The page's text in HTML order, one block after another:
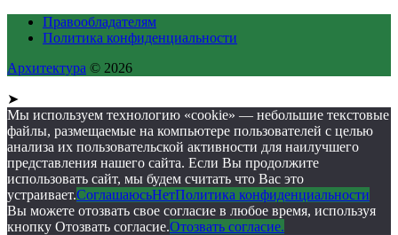
Правообладателям
Политика конфиденциальности
Архитектура © 2026
➤
Мы используем технологию «cookie» — небольшие текстовые
файлы, размещаемые на компьютере пользователей с целью
анализа их пользовательской активности для наилучшего
представления нашего сайта. Если Вы продолжите
использовать сайт, мы будем считать что Вас это
устраивает.СоглашаюсьНетПолитика конфиденциальности
Вы можете отозвать свое согласие в любое время, используя
кнопку Отозвать согласие.Отозвать согласие.